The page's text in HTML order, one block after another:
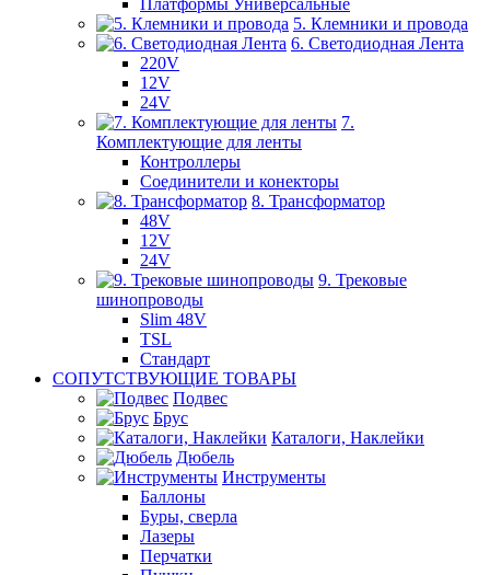
Платформы Универсальные
5. Клемники и провода
6. Светодиодная Лента
220V
12V
24V
7.
Комплектующие для ленты
Контроллеры
Соединители и конекторы
8. Трансформатор
48V
12V
24V
9. Трековые
шинопроводы
Slim 48V
TSL
Стандарт
СОПУТСТВУЮЩИЕ ТОВАРЫ
Подвес
Брус
Каталоги, Наклейки
Дюбель
Инструменты
Баллоны
Буры, сверла
Лазеры
Перчатки